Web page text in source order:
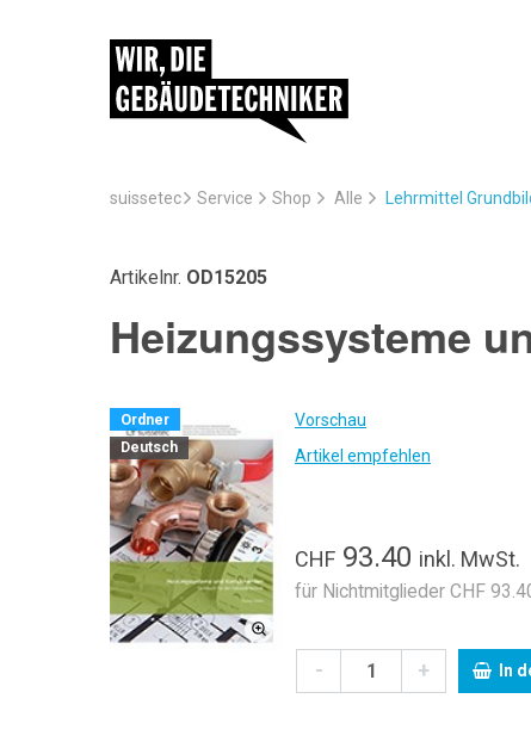
suissetec Service Shop Alle Lehrmittel
Artikelnr. OD15205
Heizungssysteme
Ordner
Deutsch
Vorschau
Artikel empfehlen
CHF 93.40 inkl. MwSt.
für Nichtmitglieder CHF
- + In